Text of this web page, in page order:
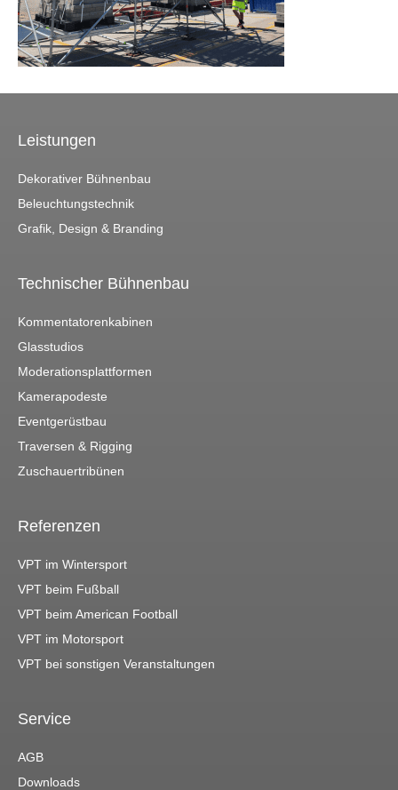
Leistungen
Dekorativer Bühnenbau
Beleuchtungstechnik
Grafik, Design & Branding
Technischer Bühnenbau
Kommentatorenkabinen
Glasstudios
Moderationsplattformen
Kamerapodeste
Eventgerüstbau
Traversen & Rigging
Zuschauertribünen
Referenzen
VPT im Wintersport
VPT beim Fußball
VPT beim American Football
VPT im Motorsport
VPT bei sonstigen Veranstaltungen
Service
AGB
Downloads